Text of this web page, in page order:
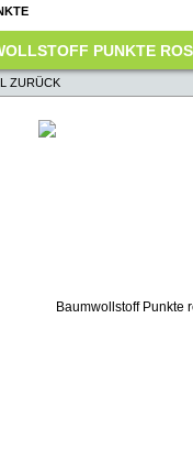
PUNKTE
ZURÜCK